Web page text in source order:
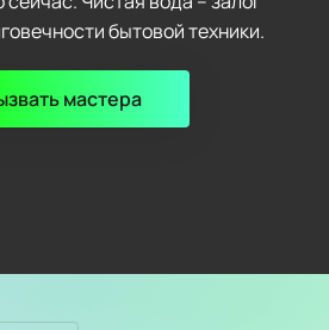
бытовой техники.
мастера